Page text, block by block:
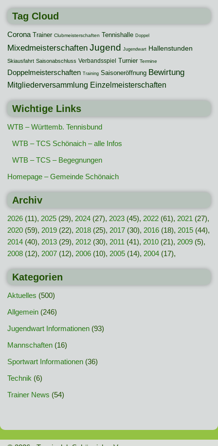
Tag Cloud
Corona Trainer Clubmeisterschaften Tennishalle Doppel
Mixedmeisterschaften Jugend Jugendwart Hallenstunden
Skiausfahrt Saisonabschluss Verbandsspiel Turnier Termine
Doppelmeisterschaften Training Saisoneröffnung Bewirtung
Mitgliederversammlung Einzelmeisterschaften
Wichtige Links
WTB – Württemb. Tennisbund
WTB – TCS Schönaich – alle Infos
WTB – TCS – Begegnungen
Homepage – Gemeinde Schönaich
Archiv
2026 (11), 2025 (29), 2024 (27), 2023 (45), 2022 (61), 2021 (27),
2020 (59), 2019 (22), 2018 (25), 2017 (30), 2016 (18), 2015 (44),
2014 (40), 2013 (29), 2012 (30), 2011 (41), 2010 (21), 2009 (5),
2008 (12), 2007 (12), 2006 (10), 2005 (14), 2004 (17),
Kategorien
Aktuelles (500)
Allgemein (246)
Jugendwart Informationen (93)
Mannschaften (16)
Sportwart Informationen (36)
Technik (6)
Trainer News (54)